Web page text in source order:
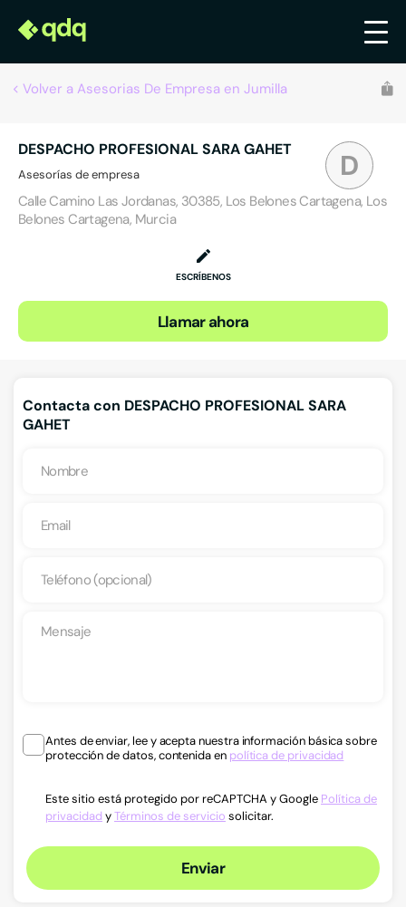
Volver a Asesorias De Empresa en Jumilla
D
DESPACHO PROFESIONAL SARA GAHET
Asesorías de empresa
Calle Camino Las Jordanas, 30385, Los Belones Cartagena, Los
Belones Cartagena, Murcia
ESCRÍBENOS
Llamar ahora
Contacta con DESPACHO PROFESIONAL SARA
GAHET
Antes de enviar, lee y acepta nuestra información básica sobre
protección de datos, contenida en política de privacidad
Este sitio está protegido por reCAPTCHA y Google Política de
privacidad yTérminos de servicio solicitar.
Enviar